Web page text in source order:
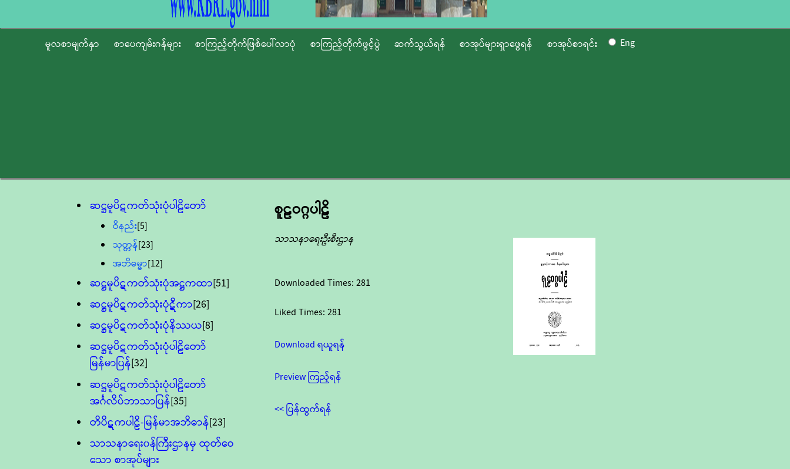
မူလစာမျက်နှာ စာပေကျမ်းဂန်များ စာကြည့်တိုက်ဖြစ်ပေါ်လာပုံ စာကြည့်တိုက်ဖွင့်ပွဲ ဆက်သွယ်ရန် စာအုပ်များရှာဖွေရန် စာအုပ်စာရင်း Eng
ဆဋ္ဌမူပိဋကတ်သုံးပုံပါဠိတော်
ဝိနည်း[5]
သုတ္တန်[23]
အဘိဓမ္မာ[12]
ဆဋ္ဌမူပိဋကတ်သုံးပုံအဋ္ဌကထာ[51]
ဆဋ္ဌမူပိဋကတ်သုံးပုံဋီကာ[26]
ဆဋ္ဌမူပိဋကတ်သုံးပုံနိဿယ[8]
ဆဋ္ဌမူပိဋကတ်သုံးပုံပါဠိတော်
မြန်မာပြန်[32]
ဆဋ္ဌမူပိဋကတ်သုံးပုံပါဠိတော်
အင်္ဂလိပ်ဘာသာပြန်[35]
တိပိဋကပါဠိ-မြန်မာအဘိဓာန်[23]
သာသနာရေး၀န်ကြီးဌာနမှ ထုတ်ဝေ
သော စာအုပ်များ
စူဠဝဂ္ဂပါဠိ
သာသနာရေးဦးစီးဌာန
Downloaded Times: 281
Liked Times: 281
Download ရယူရန်
Preview ကြည့်ရန်
<< ပြန်ထွက်ရန်